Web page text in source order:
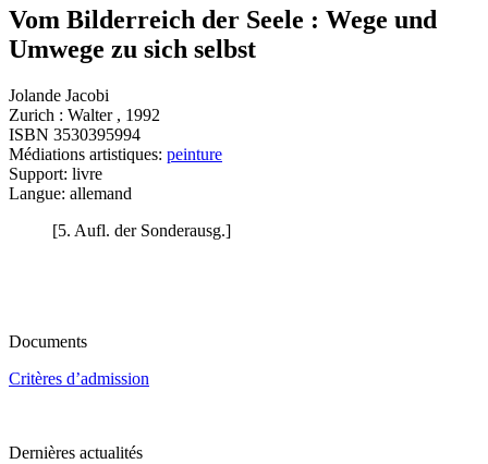
Vom Bilderreich der Seele : Wege und
Umwege zu sich selbst
Jolande Jacobi
Zurich : Walter , 1992
ISBN 3530395994
Médiations artistiques: peinture
Support: livre
Langue: allemand
[5. Aufl. der Sonderausg.]
Documents
Critères d’admission
Dernières actualités